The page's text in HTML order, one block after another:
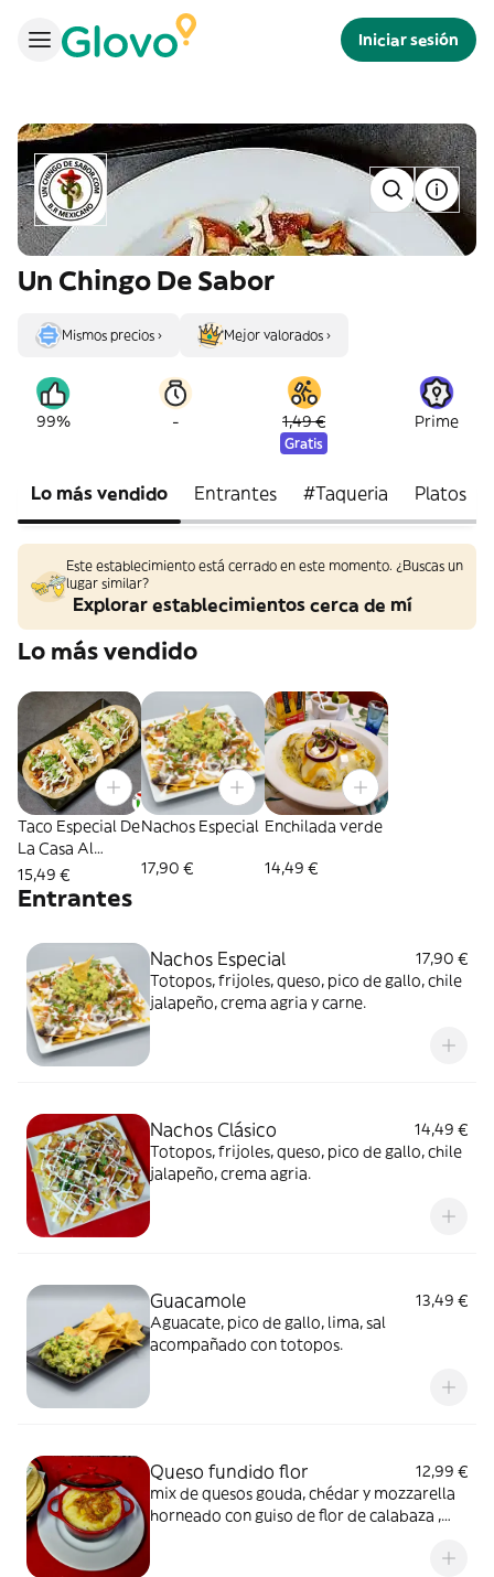
Iniciar sesión
Un Chingo De Sabor
Mismos precios › Mejor valorados ›
99% - 1,49 €
Gratis
Prime
Lo más vendido Entrantes #Taqueria Platos
Este establecimiento está cerrado en este momento. ¿Buscas un
lugar similar?
Explorar establecimientos cerca de mí
Lo más vendido
Taco Especial De
La Casa Al
Pastor (4 uds.)
15,49 €
Nachos Especial
17,90 €
Enchilada verde
14,49 €
Entrantes
Nachos Especial
17,90 €
Totopos, frijoles, queso, pico de gallo, chile
jalapeño, crema agria y carne.
Nachos Clásico
14,49 €
Totopos, frijoles, queso, pico de gallo, chile
jalapeño, crema agria.
Guacamole
13,49 €
Aguacate, pico de gallo, lima, sal
acompañado con totopos.
Queso fundido flor
12,99 €
mix de quesos gouda, chédar y mozzarella
horneado con guiso de flor de calabaza ,